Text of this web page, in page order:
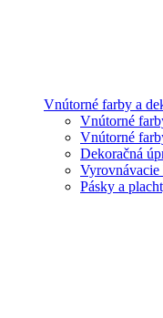
Vnútorné farby a
Vnútorné
Vnútorné
Dekoračná
Vyrovnávacie
Pásky a